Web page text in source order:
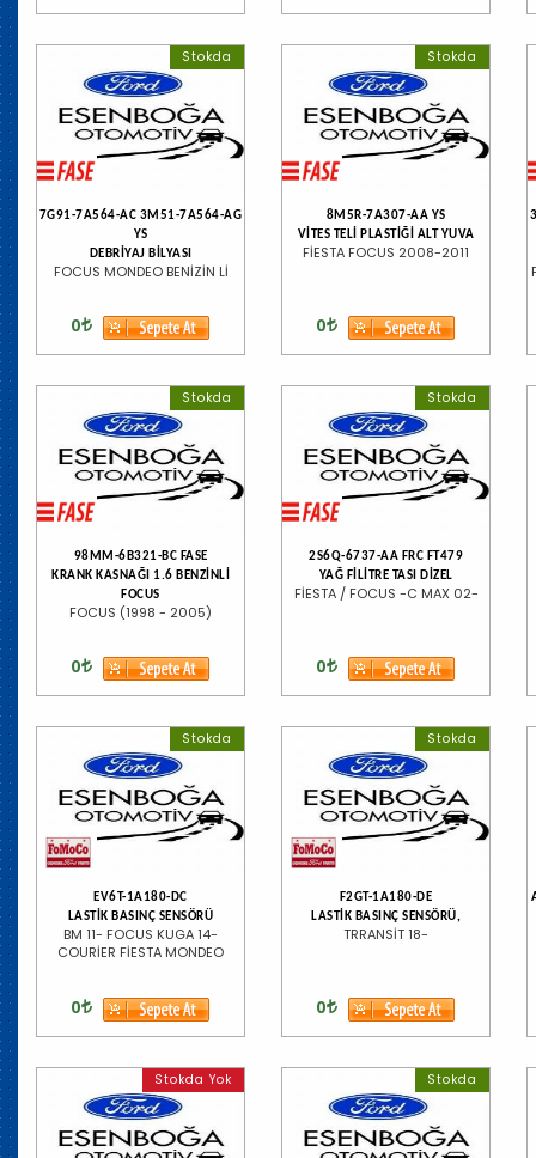
Stokda
7G91-7A564-AC 3M51-7A564-AG
YS
DEBRİYAJ BİLYASI
FOCUS MONDEO BENİZİN Lİ
0
Stokda
8M5R-7A307-AA YS
VİTES TELİ PLASTİĞİ ALT YUVA
FİESTA FOCUS 2008-2011
0
Stokda
98MM-6B321-BC FASE
KRANK KASNAĞI 1.6 BENZİNLİ
FOCUS
FOCUS (1998 - 2005)
0
Stokda
2S6Q-6737-AA FRC FT479
YAĞ FİLİTRE TASI DİZEL
FİESTA / FOCUS -C MAX 02-
0
Stokda
EV6T-1A180-DC
LASTİK BASINÇ SENSÖRÜ
BM 11- FOCUS KUGA 14-
COURİER FİESTA MONDEO
0
Stokda
F2GT-1A180-DE
LASTİK BASINÇ SENSÖRÜ,
TRRANSİT 18-
0
Stokda Yok Stokda